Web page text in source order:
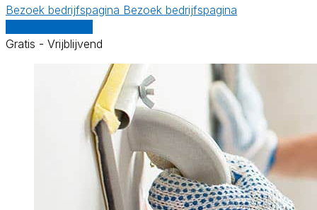
Bezoek bedrijfspagina Bezoek bedrijfspagina
Gratis - Vrijblijvend